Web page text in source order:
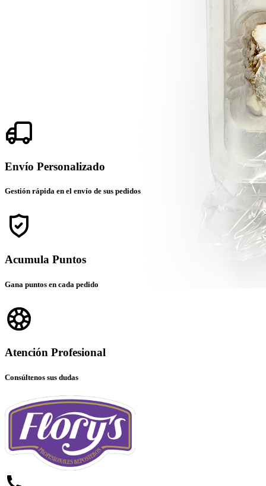
Envío Personalizado
Gestión rápida en el envío de sus pedidos
Acumula Puntos
Gana puntos en cada pedido
Atención Profesional
Consúltenos sus dudas